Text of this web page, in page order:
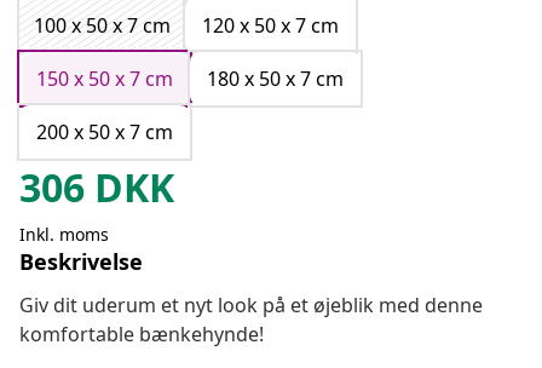
100 x 50 x 7 cm
120 x 50 x 7 cm
150 x 50 x 7 cm
180 x 50 x 7 cm
200 x 50 x 7 cm
306 DKK
Inkl. moms
Beskrivelse
Giv dit uderum et nyt look på et øjeblik med denne
komfortable bænkehynde!